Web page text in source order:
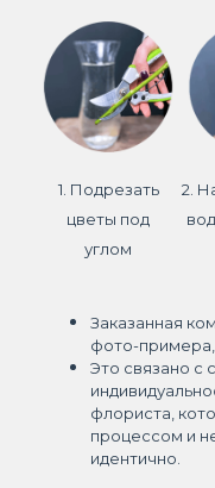
1. Подрезать
цветы под
углом
2.
Заказанная
фото-примера,
Это связано с
флориста,
процессом и
идентично.